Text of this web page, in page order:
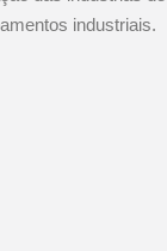
industriais.